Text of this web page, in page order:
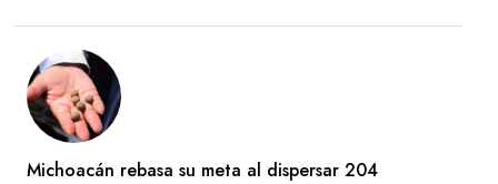
Michoacán rebasa su meta al dispersar 204